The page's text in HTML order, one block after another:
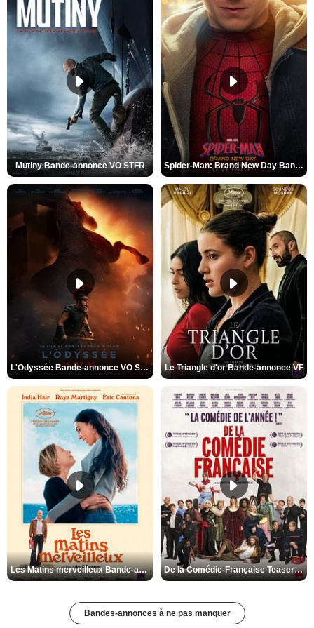
Mutiny Bande-annonce VO STFR Spider-Man: Brand New Day Bande-annonce VO STFR
L'Odyssée Bande-annonce VO STFR Le Triangle d'or Bande-annonce VF
Les Matins merveilleux Bande-annonce VF De la Comédie-Française Teaser VF
Bandes-annonces à ne pas manquer